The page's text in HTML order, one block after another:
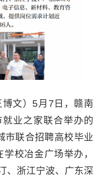
文）5月7日，赣南
业之家联合举办的
联合招聘高校毕业
校冶金广场举办，
、浙江宁波、广东深